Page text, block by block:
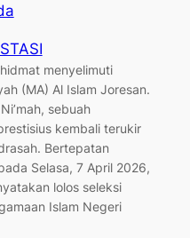
menyelimuti
(MA) Al Islam Joresan.
sebuah
kembali terukir
Bertepatan
Selasa, 7 April 2026,
lolos seleksi
Islam Negeri